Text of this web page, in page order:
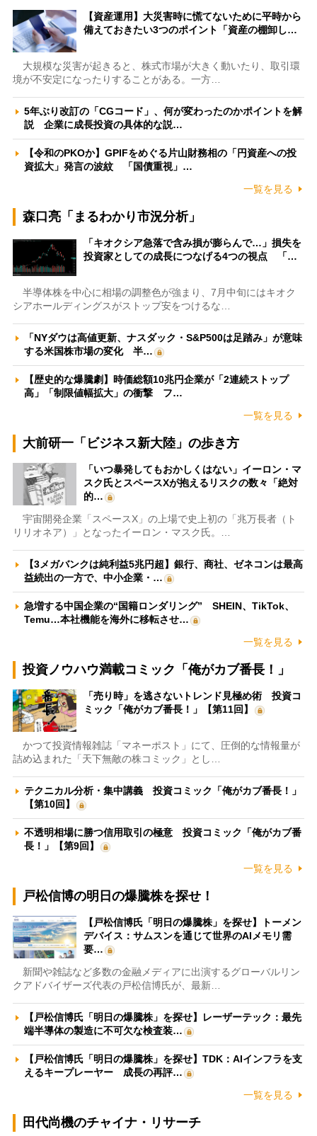
【資産運用】大災害時に慌てないために平時から
備えておきたい3つのポイント「資産の棚卸し…
大規模な災害が起きると、株式市場が大きく動いたり、取引環
境が不安定になったりすることがある。一方…
5年ぶり改訂の「CGコード」、何が変わったのかポイントを解
説 企業に成長投資の具体的な説…
【令和のPKOか】GPIFをめぐる片山財務相の「円資産への投
資拡大」発言の波紋 「国債重視」…
一覧を見る
森口亮「まるわかり市況分析」
「キオクシア急落で含み損が膨らんで…」損失を
投資家としての成長につなげる4つの視点 「…
半導体株を中心に相場の調整色が強まり、7月中旬にはキオク
シアホールディングスがストップ安をつけるな…
「NYダウは高値更新、ナスダック・S&P500は足踏み」が意味
する米国株市場の変化 半…
【歴史的な爆騰劇】時価総額10兆円企業が「2連続ストップ
高」「制限値幅拡大」の衝撃 フ…
一覧を見る
大前研一「ビジネス新大陸」の歩き方
「いつ暴発してもおかしくはない」イーロン・マ
スク氏とスペースXが抱えるリスクの数々「絶対
的…
宇宙開発企業「スペースX」の上場で史上初の「兆万長者（ト
リリオネア）」となったイーロン・マスク氏。…
【3メガバンクは純利益5兆円超】銀行、商社、ゼネコンは最高
益続出の一方で、中小企業・…
急増する中国企業の“国籍ロンダリング” SHEIN、TikTok、
Temu…本社機能を海外に移転させ…
一覧を見る
投資ノウハウ満載コミック「俺がカブ番長！」
「売り時」を逃さないトレンド見極め術 投資コ
ミック「俺がカブ番長！」【第11回】
かつて投資情報雑誌「マネーポスト」にて、圧倒的な情報量が
詰め込まれた「天下無敵の株コミック」とし…
テクニカル分析・集中講義 投資コミック「俺がカブ番長！」
【第10回】
不透明相場に勝つ信用取引の極意 投資コミック「俺がカブ番
長！」【第9回】
一覧を見る
戸松信博の明日の爆騰株を探せ！
【戸松信博氏「明日の爆騰株」を探せ】トーメン
デバイス：サムスンを通じて世界のAIメモリ需
要…
新聞や雑誌など多数の金融メディアに出演するグローバルリン
クアドバイザーズ代表の戸松信博氏が、最新…
【戸松信博氏「明日の爆騰株」を探せ】レーザーテック：最先
端半導体の製造に不可欠な検査装…
【戸松信博氏「明日の爆騰株」を探せ】TDK：AIインフラを支
えるキープレーヤー 成長の再評…
一覧を見る
田代尚機のチャイナ・リサーチ